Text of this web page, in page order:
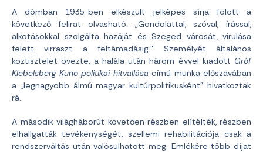
A dómban 1935-ben elkészült jelképes sírja fölött a
következő felirat olvasható: „Gondolattal, szóval, írással,
alkotásokkal szolgálta hazáját és Szeged városát, virulása
felett virraszt a feltámadásig.” Személyét általános
köztisztelet övezte, a halála után három évvel kiadott Gróf
Klebelsberg Kuno politikai hitvallása című munka előszavában
a „legnagyobb álmú magyar kultúrpolitikusként” hivatkoztak
rá.
A második világháborút követően részben elítélték, részben
elhallgatták tevékenységét, szellemi rehabilitációja csak a
rendszerváltás után valósulhatott meg. Emlékére több díjat